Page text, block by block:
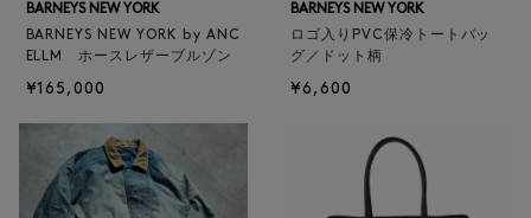
BARNEYS NEW YORK
BARNEYS NEW YORK by ANC
ELLM ホースレザーブルゾン
¥165,000
BARNEYS NEW YORK
ロゴ入りPVC保冷トートバッ
グ／ドット柄
¥6,600